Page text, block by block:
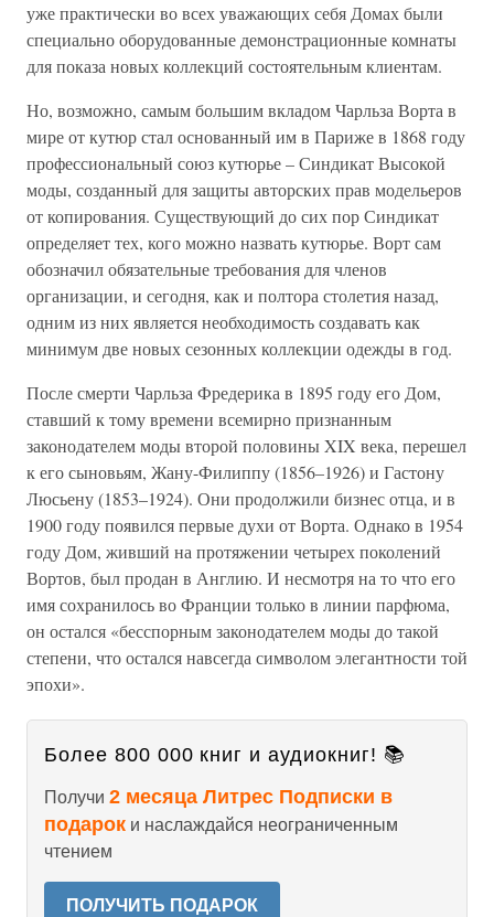
уже практически во всех уважающих себя Домах были
специально оборудованные демонстрационные комнаты
для показа новых коллекций состоятельным клиентам.
Но, возможно, самым большим вкладом Чарльза Ворта в
мире от кутюр стал основанный им в Париже в 1868 году
профессиональный союз кутюрье – Синдикат Высокой
моды, созданный для защиты авторских прав модельеров
от копирования. Существующий до сих пор Синдикат
определяет тех, кого можно назвать кутюрье. Ворт сам
обозначил обязательные требования для членов
организации, и сегодня, как и полтора столетия назад,
одним из них является необходимость создавать как
минимум две новых сезонных коллекции одежды в год.
После смерти Чарльза Фредерика в 1895 году его Дом,
ставший к тому времени всемирно признанным
законодателем моды второй половины XIX века, перешел
к его сыновьям, Жану-Филиппу (1856–1926) и Гастону
Люсьену (1853–1924). Они продолжили бизнес отца, и в
1900 году появился первые духи от Ворта. Однако в 1954
году Дом, живший на протяжении четырех поколений
Вортов, был продан в Англию. И несмотря на то что его
имя сохранилось во Франции только в линии парфюма,
он остался «бесспорным законодателем моды до такой
степени, что остался навсегда символом элегантности той
эпохи».
Более 800 000 книг и аудиокниг! 📚
Получи 2 месяца Литрес Подписки в
подарок и наслаждайся неограниченным
чтением
ПОЛУЧИТЬ ПОДАРОК